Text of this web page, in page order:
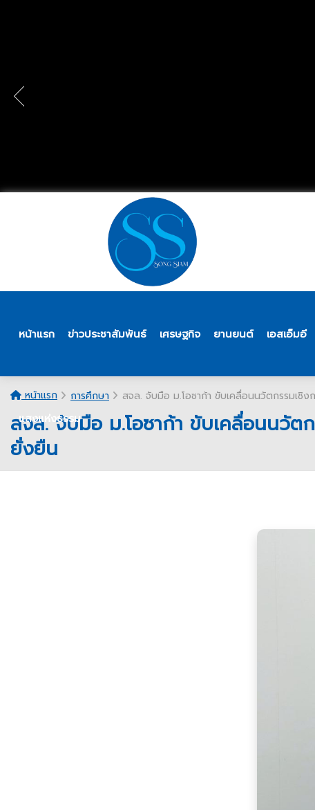
หน้าแรก ข่าวประชาสัมพันธ์ เศรษฐกิจ ยานยนต์ เอสเอ็มอี
แสงแห่งธรรม
หน้าแรก การศึกษา สจล. จับมือ ม.โอซาก้า ขับเคลื่อนนวัตกรรมเชิ
สจล. จับมือ ม.โอซาก้า ขับเคลื่อนนวัต
ยั่งยืน